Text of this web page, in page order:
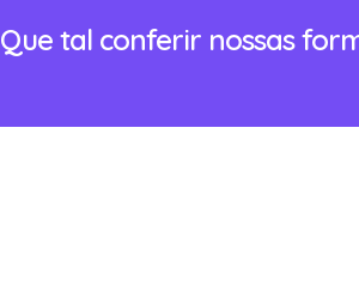
Que tal conferir nossas